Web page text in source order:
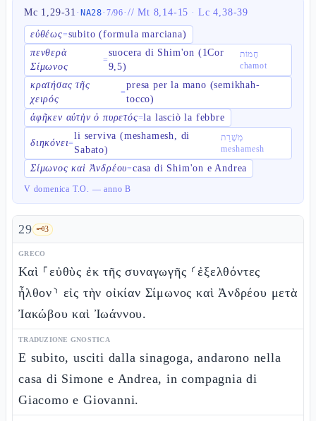
Mc 1,29-31 · NA28· 7/96· //Mt 8,14-15 · Lc 4,38-39
εὐθέως=subito (formula marciana)
πενθερὰ
Σίμωνος
=
suocera di Shim'on (1Cor
9,5)
חָמוֹת
chamot
κρατήσας τῆς
χειρός
=
presa per la mano (semikhah-
tocco)
ἀφῆκεν αὐτὴν ὁ πυρετός=la lasciò la febbre
διηκόνει=
li serviva (meshamesh, di
Sabato)
מְשָׁרֵת
meshamesh
Σίμωνος καὶ Ἀνδρέου=casa di Shim'on e Andrea
V domenica T.O. — anno B
29 🗝️3
GRECO
Καὶ ⸀εὐθὺς ἐκ τῆς συναγωγῆς ⸂ἐξελθόντες
ἦλθον⸃ εἰς τὴν οἰκίαν Σίμωνος καὶ Ἀνδρέου μετὰ
Ἰακώβου καὶ Ἰωάννου.
TRADUZIONE GNOSTICA
E subito, usciti dalla sinagoga, andarono nella
casa di Simone e Andrea, in compagnia di
Giacomo e Giovanni.